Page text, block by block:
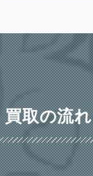
買取の流れ